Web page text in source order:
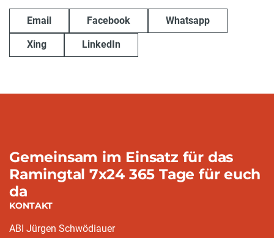
Email Facebook Whatsapp
Xing LinkedIn
Gemeinsam im Einsatz für das
Ramingtal 7x24 365 Tage für euch
da
KONTAKT
ABI Jürgen Schwödiauer